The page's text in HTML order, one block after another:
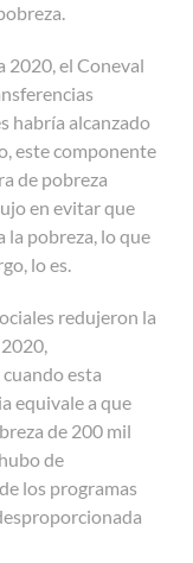
2020, el Coneval
habría alcanzado
este componente
de pobreza
en evitar que
la pobreza, lo que
lo es.
redujeron la
esta
equivale a que
de 200 mil
de
los programas